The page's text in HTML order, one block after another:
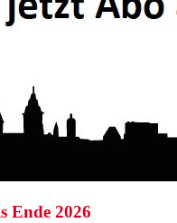
Ende 2026